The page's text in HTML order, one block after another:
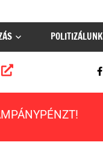
POLITIZÁLUNK